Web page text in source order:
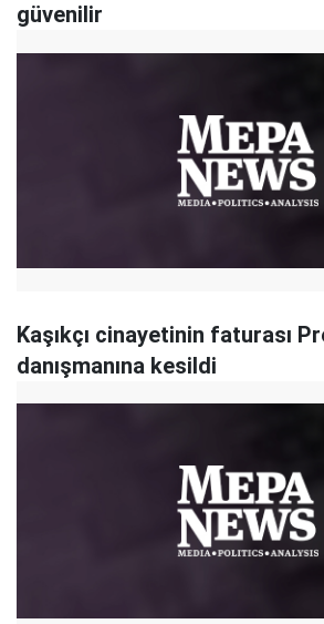
güvenilir
Kaşıkçı cinayetinin faturası
danışmanına kesildi